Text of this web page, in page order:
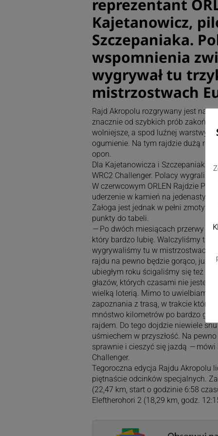
reprezentant
Kajetanowicz,
Szczepaniaka.
wspomnienia
wygrywał tu
mistrzostwach
Rajd Akropolu rozgrywany jest na
znacznie od szybkich prób
wolniejsze, a spod luźnej warstwy
ogumienie. Na tym rajdzie dużą
opon.
Dla Kajetanowicza i Szczepaniaka
WRC2 Challenger. Polacy wygrali
W czerwcowym ORLEN Rajdzie
uderzenie w kamień na jedenastym
Załoga jest jednak w pełni
punkty do tabeli.
— Po dwóch miesiącach przerwy
który bardzo lubię. Walczyliśmy
wygrywaliśmy tu w mistrzostwach
rajdu na pewno będzie gorąco, już
ubiegłym roku ścigaliśmy się też
głazów, których czasami nie
wielką loterią. Mimo to uwielbiam tu
zapoznania z trasą, w trakcie
mnóstwo kilometrów po bardzo
rajdem. Do tego dojdzie niewiele
uśmiechem w przyszłość. Na
sprawnie i cieszyć się jazdą — mówi
Challenger.
Tegoroczna edycja Rajdu Akropolu
piętnaście odcinków specjalnych.
(22,47 km, start o godzinie 6:58
Eleftherohori 2 (18,29 km, godz.